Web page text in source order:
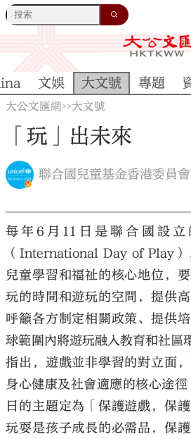
大公文匯
文娛 大文號 專題
大公文匯網>>大文號
「玩」出未來
聯合國兒童基金香港委員會
每年 6 月 11 日是聯合國設立
（ International Day of Play
兒童學習和福祉的核心地位，
玩的時間和遊玩的空間，提供
呼籲各方制定相關政策、提供
球範圍內將遊玩融入教育和社區
指出，遊戲並非學習的對立面，
身心健康及社會適應的核心途
日的主題定為「保護遊戲，保
玩耍是孩子成長的必需品，保